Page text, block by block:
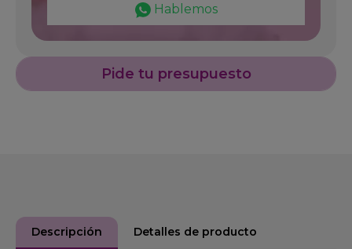
Hablemos
Pide tu presupuesto
Descripción Detalles de producto